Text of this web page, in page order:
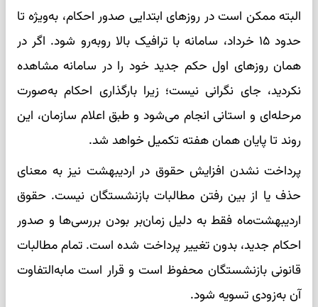
البته ممکن است در روزهای ابتدایی صدور احکام، به‌ویژه تا
حدود ۱۵ خرداد، سامانه با ترافیک بالا روبه‌رو شود. اگر در
همان روزهای اول حکم جدید خود را در سامانه مشاهده
نکردید، جای نگرانی نیست؛ زیرا بارگذاری احکام به‌صورت
مرحله‌ای و استانی انجام می‌شود و طبق اعلام سازمان، این
روند تا پایان همان هفته تکمیل خواهد شد.
پرداخت نشدن افزایش حقوق در اردیبهشت نیز به معنای
حذف یا از بین رفتن مطالبات بازنشستگان نیست. حقوق
اردیبهشت‌ماه فقط به دلیل زمان‌بر بودن بررسی‌ها و صدور
احکام جدید، بدون تغییر پرداخت شده است. تمام مطالبات
قانونی بازنشستگان محفوظ است و قرار است مابه‌التفاوت
آن به‌زودی تسویه شود.